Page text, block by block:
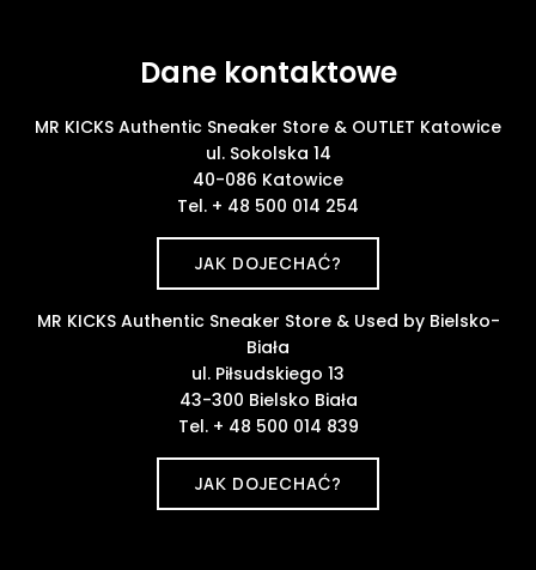
Dane kontaktowe
MR KICKS Authentic Sneaker Store & OUTLET Katowice
ul. Sokolska 14
40-086 Katowice
Tel. + 48 500 014 254
JAK DOJECHAĆ?
MR KICKS Authentic Sneaker Store & Used by Bielsko-
Biała
ul. Piłsudskiego 13
43-300 Bielsko Biała
Tel. + 48 500 014 839
JAK DOJECHAĆ?